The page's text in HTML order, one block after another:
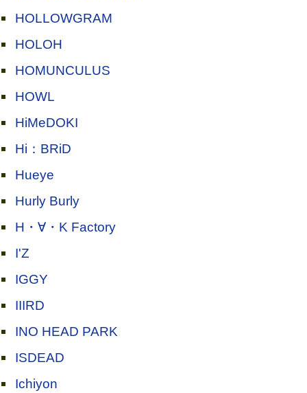
HOLLOWGRAM
HOLOH
HOMUNCULUS
HOWL
HiMeDOKI
Hi：BRiD
Hueye
Hurly Burly
H・∀・K Factory
I'Z
IGGY
IIIRD
INO HEAD PARK
ISDEAD
Ichiyon